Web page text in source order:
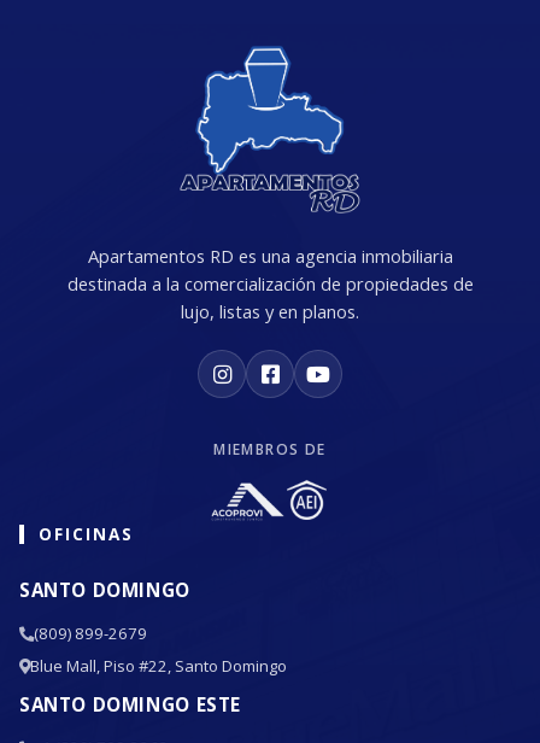
Apartamentos RD es una agencia inmobiliaria
destinada a la comercialización de propiedades de
lujo, listas y en planos.
MIEMBROS DE
OFICINAS
SANTO DOMINGO
(809) 899-2679
Blue Mall, Piso #22, Santo Domingo
SANTO DOMINGO ESTE